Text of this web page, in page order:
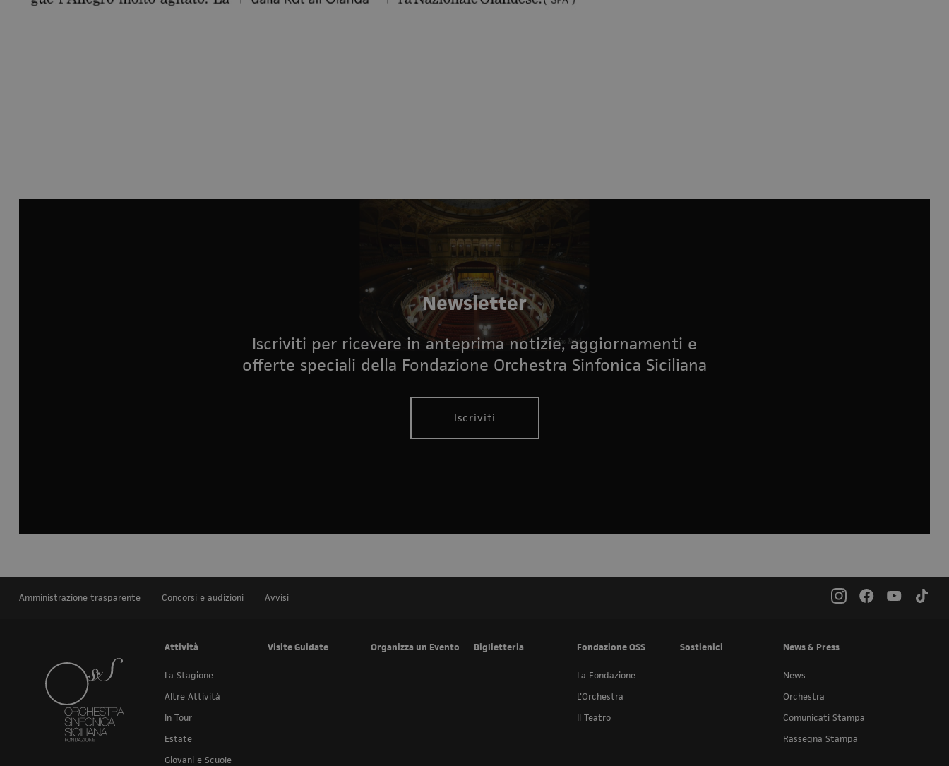
Newsletter
Iscriviti per ricevere in anteprima notizie, aggiornamenti e
offerte speciali della Fondazione Orchestra Sinfonica Siciliana
Iscriviti
Amministrazione trasparente Concorsi e audizioni Avvisi
Attività
La Stagione
Altre Attività
In Tour
Estate
Giovani e Scuole
Visite Guidate Organizza un Evento Biglietteria Fondazione OSS
La Fondazione
L'Orchestra
Il Teatro
Sostienici News & Press
News
Orchestra
Comunicati Stampa
Rassegna Stampa